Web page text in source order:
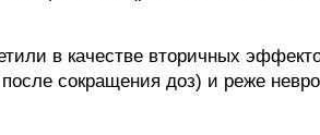
в качестве вторичных
сокращения доз) и реже